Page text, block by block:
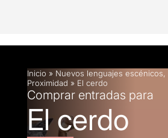
Inicio » Nuevos lenguajes escénicos,
Proximidad » El cerdo
Comprar entradas para
El cerdo